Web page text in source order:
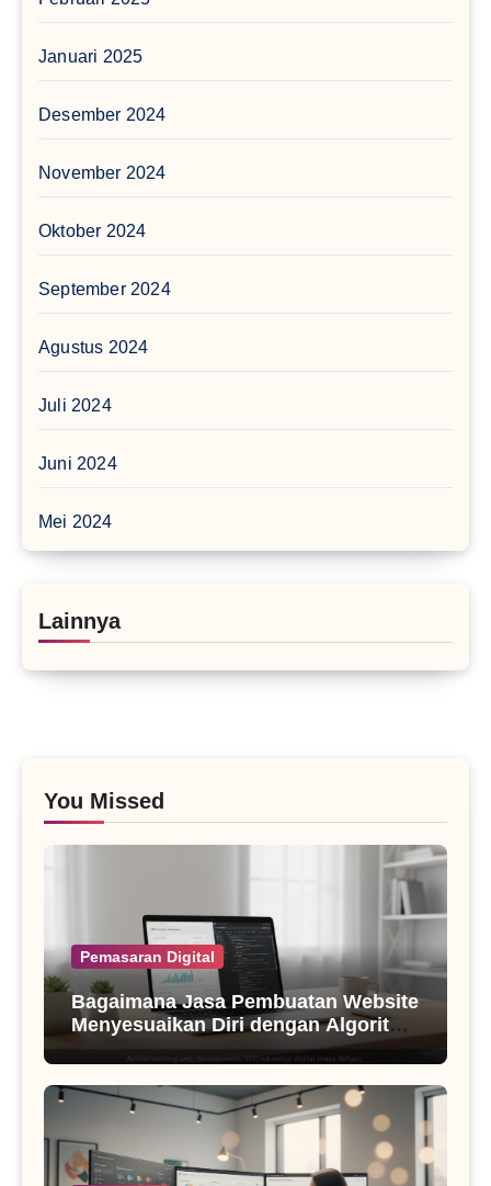
Januari 2025
Desember 2024
November 2024
Oktober 2024
September 2024
Agustus 2024
Juli 2024
Juni 2024
Mei 2024
Lainnya
You Missed
Pemasaran Digital
Bagaimana Jasa Pembuatan Website
Menyesuaikan Diri dengan Algoritma
SEO Masa Kini